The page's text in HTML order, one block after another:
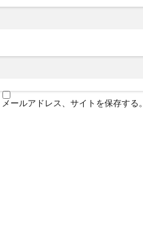
ールアドレス、サイトを保存する。